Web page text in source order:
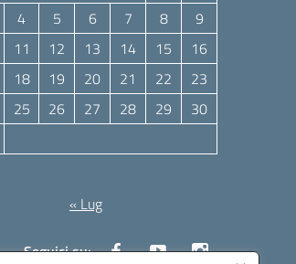
4 5 6 7 8
9
11 12 13 14 15
16
18 19 20 21 22
23
25 26 27 28 29
30
« Lug
Seguici su: